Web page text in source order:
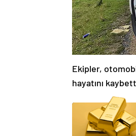
Ekipler,
hayatını